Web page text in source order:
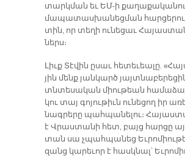
տարկ­ման եւ ԵՄ-ի
մա­պա­տաս­խա­նեց­ման հար­ցե­րու
տին, որ տե­ղի ու­նե­ցաւ
ներս։
Լիւք Տէ­վին ը­սաւ հե­տե­ւեա­լը.
յին մենք յան­կարծ
տնտե­սա­կան միու­թեան
կու տայ գո­յու­թիւն ու­նե­ցող իր
նագ­րե­րը պահ­պա­նե­լու։
է Վրաս­տա­նի հետ, բայց հար­ցը
տան սա չպահ­պա­նեց
զանց կա­րե­ւոր է հասկ­նալ՝